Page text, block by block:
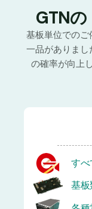
GTNの
基板単位での
一品がありま
の確率が向上
すべ
基板